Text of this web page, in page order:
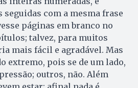
seguidas com a mesma frase
páginas em branco no
talvez, para muitos
mais fácil e agradável. Mas
extremo, pois se de um lado,
outros, não. Além